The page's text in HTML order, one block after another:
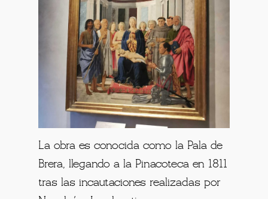
La obra es conocida como la Pala de
Brera, llegando a la Pinacoteca en 1811
tras las incautaciones realizadas por